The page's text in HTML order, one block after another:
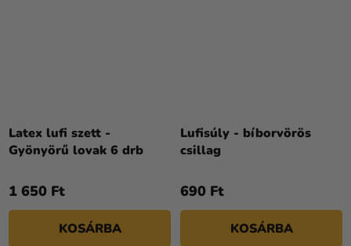
Latex lufi szett -
Gyönyörű lovak 6 drb
1 650 Ft
KOSÁRBA
Lufisúly - bíborvörös
csillag
690 Ft
KOSÁRBA